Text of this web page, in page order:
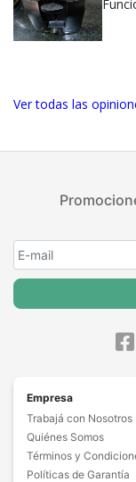
almacenamiento
las superficies mas
Ver todas las
Empresa
Trabajá con Nosotros
Quiénes Somos
Términos y
Políticas de Garantía